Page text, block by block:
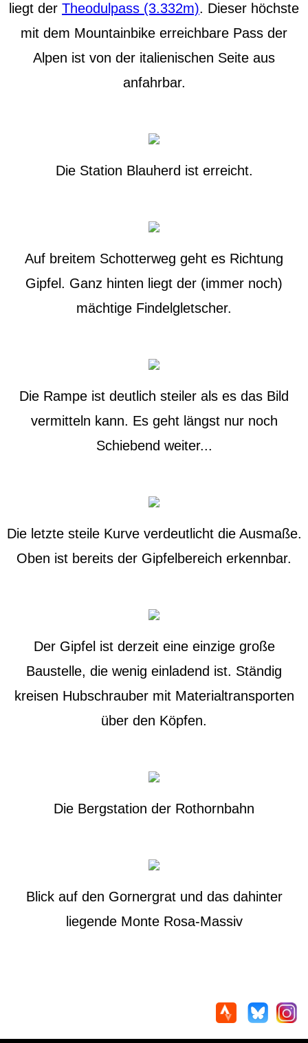
liegt der Theodulpass (3.332m). Dieser höchste
mit dem Mountainbike erreichbare Pass der
Alpen ist von der italienischen Seite aus
anfahrbar.
Die Station Blauherd ist erreicht.
Auf breitem Schotterweg geht es Richtung
Gipfel. Ganz hinten liegt der (immer noch)
mächtige Findelgletscher.
Die Rampe ist deutlich steiler als es das Bild
vermitteln kann. Es geht längst nur noch
Schiebend weiter...
Die letzte steile Kurve verdeutlicht die Ausmaße.
Oben ist bereits der Gipfelbereich erkennbar.
Der Gipfel ist derzeit eine einzige große
Baustelle, die wenig einladend ist. Ständig
kreisen Hubschrauber mit Materialtransporten
über den Köpfen.
Die Bergstation der Rothornbahn
Blick auf den Gornergrat und das dahinter
liegende Monte Rosa-Massiv